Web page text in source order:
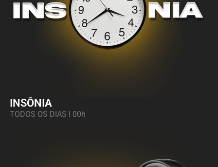
INSÔNIA
TODOS OS DIAS I 00h